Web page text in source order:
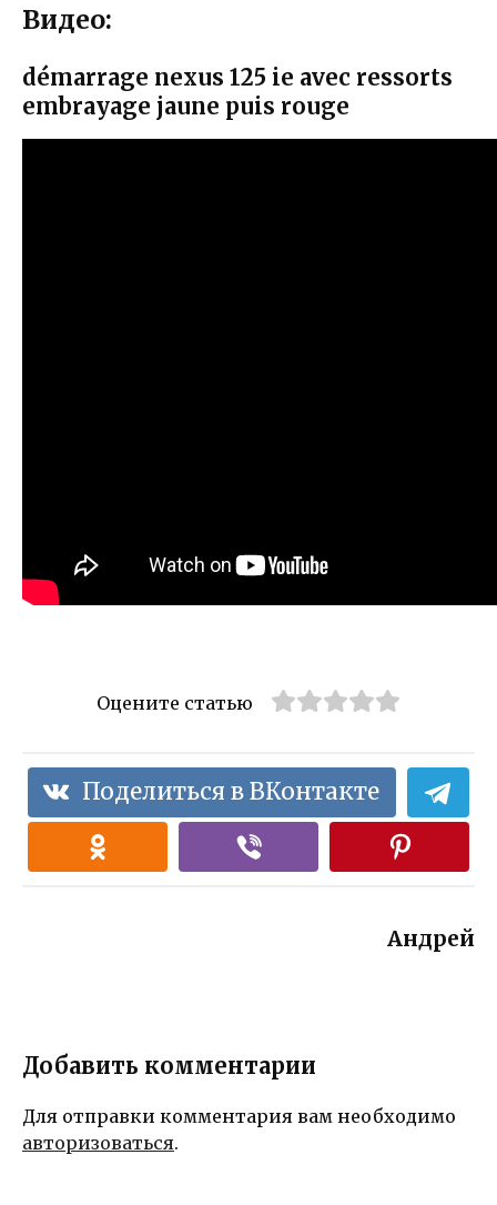
Видео:
démarrage nexus 125 ie avec ressorts
embrayage jaune puis rouge
Оцените статью
Поделиться в ВКонтакте
Андрей
Добавить комментарии
Для отправки комментария вам необходимо
авторизоваться.